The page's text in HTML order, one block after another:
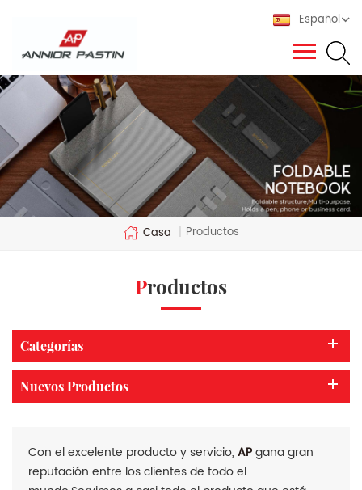
Español
Casa | Productos
Productos
Categorías
Nuevos Productos
Con el excelente producto y servicio, APgana gran
reputación entre los clientes de todo el